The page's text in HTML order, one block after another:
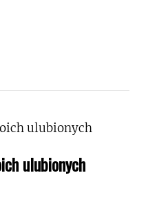
ulubionych